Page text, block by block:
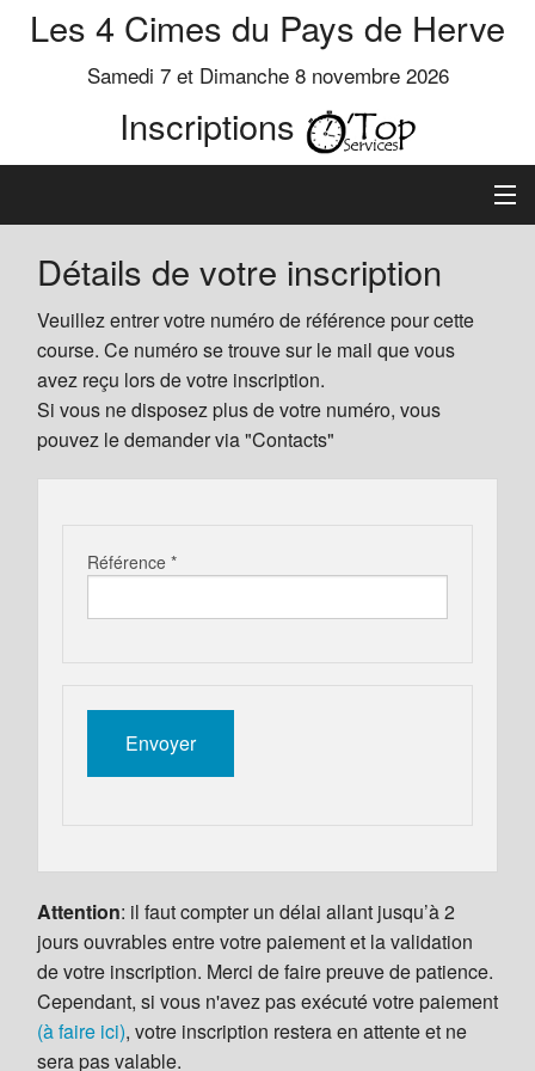
Les 4 Cimes du Pays de Herve
Samedi 7 et Dimanche 8 novembre 2026
Inscriptions
Inscription
Préinscrits
Informations
Détails de votre inscription
Veuillez entrer votre numéro de référence pour cette
course. Ce numéro se trouve sur le mail que vous
avez reçu lors de votre inscription.
Si vous ne disposez plus de votre numéro, vous
pouvez le demander via "Contacts"
Référence *
Attention: il faut compter un délai allant jusqu’à 2
jours ouvrables entre votre paiement et la validation
de votre inscription. Merci de faire preuve de patience.
Cependant, si vous n'avez pas exécuté votre paiement
(à faire ici), votre inscription restera en attente et ne
sera pas valable.